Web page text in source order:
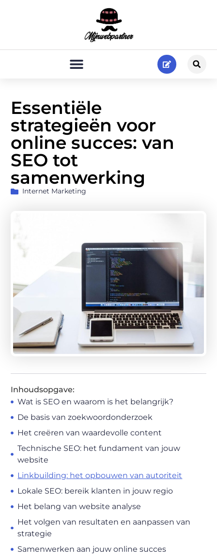
Essentiële
strategieën voor
online succes: van
SEO tot
samenwerking
Internet Marketing
Inhoudsopgave:
Wat is SEO en waarom is het belangrijk?
De basis van zoekwoordonderzoek
Het creëren van waardevolle content
Technische SEO: het fundament van jouw
website
Linkbuilding: het opbouwen van autoriteit
Lokale SEO: bereik klanten in jouw regio
Het belang van website analyse
Het volgen van resultaten en aanpassen van
strategie
Samenwerken aan jouw online succes